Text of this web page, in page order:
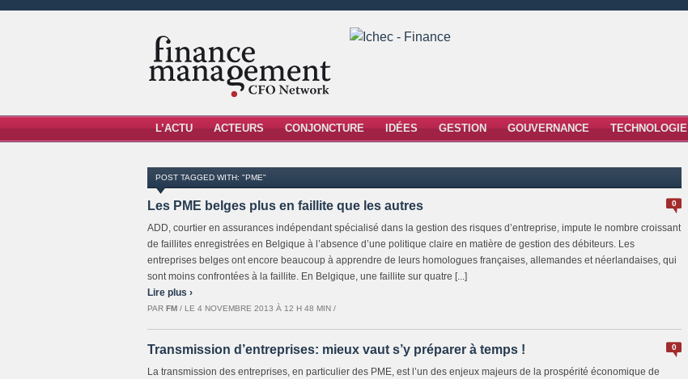
L’ACTU ACTEURS CONJONCTURE IDÉES GESTION GOUVERNANCE TECHNOLOGIE
POST TAGGED WITH: "PME"
0
Les PME belges plus en faillite que les autres
ADD, courtier en assurances indépendant spécialisé dans la gestion des risques d’entreprise, impute le nombre croissant
de faillites enregistrées en Belgique à l’absence d’une politique claire en matière de gestion des débiteurs. Les
entreprises belges ont encore beaucoup à apprendre de leurs homologues françaises, allemandes et néerlandaises, qui
sont moins confrontées à la faillite. En Belgique, une faillite sur quatre [...]
Lire plus ›
PAR FM / LE 4 NOVEMBRE 2013 À 12 H 48 MIN /
0
Transmission d’entreprises: mieux vaut s’y préparer à temps !
La transmission des entreprises, en particulier des PME, est l’un des enjeux majeurs de la prospérité économique de